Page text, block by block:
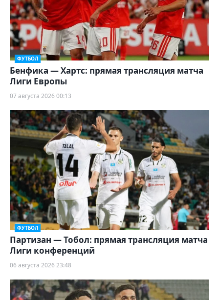
ФУТБОЛ
Бенфика — Хартс: прямая трансляция матча
Лиги Европы
07 августа 2026 00:13
ФУТБОЛ
Партизан — Тобол: прямая трансляция матча
Лиги конференций
06 августа 2026 23:48